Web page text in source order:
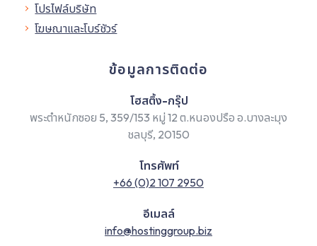
โปรไฟล์บริษัท
โฆษณาและโบร์ชัวร์
ข้อมูลการติดต่อ
โฮสติ้ง-กรุ๊ป
พระตำหนักซอย 5, 359/153 หมู่ 12 ต.หนองปรือ อ.บางละมุง
ชลบุรี, 20150
โทรศัพท์
+66 (0)2 107 2950
อีเมลล์
info@hostinggroup.biz